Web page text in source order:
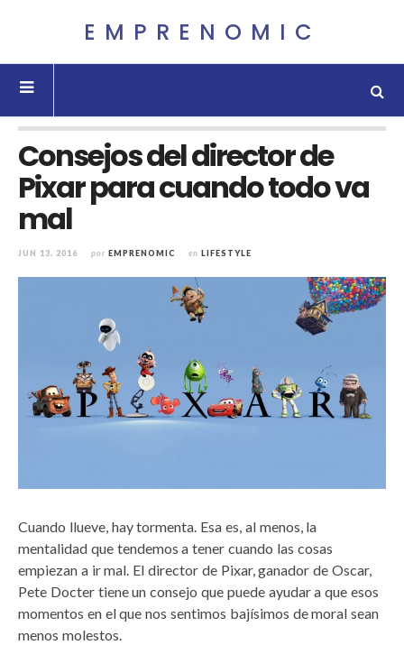
EMPRENOMIC
Consejos del director de
Pixar para cuando todo va
mal
JUN 13, 2016 por EMPRENOMIC en LIFESTYLE
Cuando llueve, hay tormenta. Esa es, al menos, la
mentalidad que tendemos a tener cuando las cosas
empiezan a ir mal. El director de Pixar, ganador de Oscar,
Pete Docter tiene un consejo que puede ayudar a que esos
momentos en el que nos sentimos bajísimos de moral sean
menos molestos.